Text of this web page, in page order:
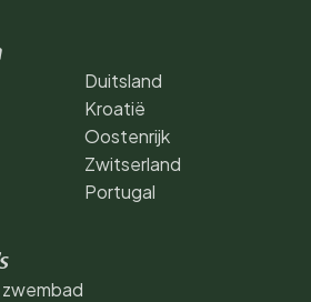
Duitsland
Kroatië
Oostenrijk
Zwitserland
Portugal